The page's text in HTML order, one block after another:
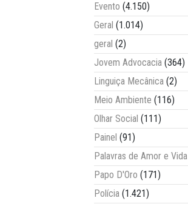
Evento (4.150)
Geral (1.014)
geral (2)
Jovem Advocacia (364)
Linguiça Mecânica (2)
Meio Ambiente (116)
Olhar Social (111)
Painel (91)
Palavras de Amor e Vida
Papo D'Oro (171)
Polícia (1.421)